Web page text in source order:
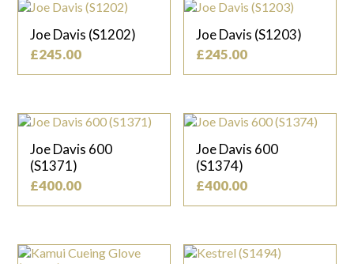
Joe Davis (S1202)
£245.00
Joe Davis (S1203)
£245.00
Joe Davis 600
(S1371)
£400.00
Joe Davis 600
(S1374)
£400.00